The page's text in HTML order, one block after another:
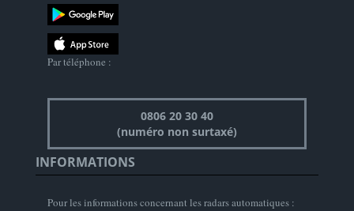
Par téléphone :
0806 20 30 40
(numéro non surtaxé)
INFORMATIONS
Pour les informations concernant les radars automatiques :